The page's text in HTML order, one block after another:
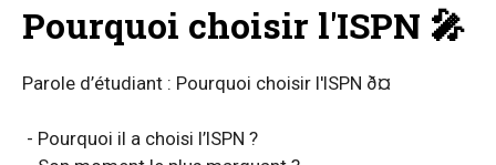
Pourquoi choisir l'ISPN 🎤
Parole d’étudiant : Pourquoi choisir l'ISPN ð¤
- Pourquoi il a choisi l’ISPN ?